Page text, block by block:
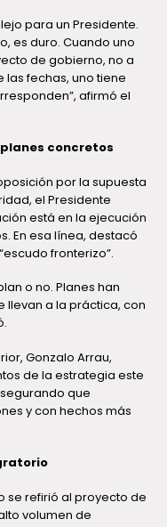
para un Presidente.
es duro. Cuando uno
de gobierno, no a
las fechas, uno tiene
afirmó el
concretos
por la supuesta
el Presidente
está en la ejecución
En esa línea, destacó
fronterizo”.
o no. Planes han
llevan a la práctica, con
Gonzalo Arrau,
de la estrategia este
que
y con hechos más
se refirió al proyecto de
volumen de